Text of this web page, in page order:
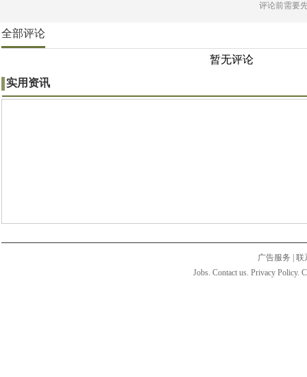
评论前需要
全部评论
暂无评论
实用资讯
广告服务
联
Jobs. Contact us. Privacy Policy.